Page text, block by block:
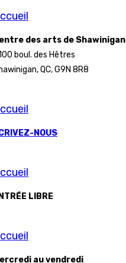
des arts de Shawinigan
boul. des Hêtres
QC, G9N 8R8
NOUS
LIBRE
au vendredi